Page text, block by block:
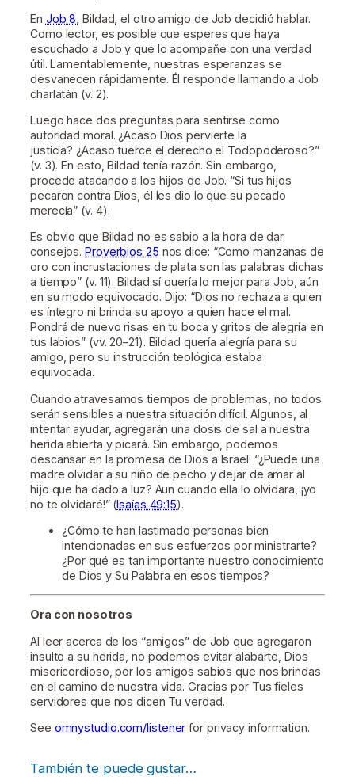
En Job 8 , Bildad, el otro amigo de Job decidió hablar.
Como lector, es posible que esperes que haya
escuchado a Job y que lo acompañe con una verdad
útil. Lamentablemente, nuestras esperanzas se
desvanecen rápidamente. Él responde llamando a Job
charlatán (v. 2).
Luego hace dos preguntas para sentirse como
autoridad moral. ¿Acaso Dios pervierte la
justicia? ¿Acaso tuerce el derecho el Todopoderoso?”
(v. 3). En esto, Bildad tenía razón. Sin embargo,
procede atacando a los hijos de Job. “Si tus hijos
pecaron contra Dios, él les dio lo que su pecado
merecía” (v. 4).
Es obvio que Bildad no es sabio a la hora de dar
consejos.Proverbios 25 nos dice: “Como manzanas de
oro con incrustaciones de plata son las palabras dichas
a tiempo” (v. 11). Bildad sí quería lo mejor para Job, aún
en su modo equivocado. Dijo: “Dios no rechaza a quien
es íntegro ni brinda su apoyo a quien hace el mal.
Pondrá de nuevo risas en tu boca y gritos de alegría en
tus labios” (vv. 20–21). Bildad quería alegría para su
amigo, pero su instrucción teológica estaba
equivocada.
Cuando atravesamos tiempos de problemas, no todos
serán sensibles a nuestra situación difícil. Algunos, al
intentar ayudar, agregarán una dosis de sal a nuestra
herida abierta y picará. Sin embargo, podemos
descansar en la promesa de Dios a Israel: “¿Puede una
madre olvidar a su niño de pecho y dejar de amar al
hijo que ha dado a luz? Aun cuando ella lo olvidara, ¡yo
no te olvidaré!” (Isaías 49:15).
¿Cómo te han lastimado personas bien
intencionadas en sus esfuerzos por ministrarte?
¿Por qué es tan importante nuestro conocimiento
de Dios y Su Palabra en esos tiempos?
Ora con nosotros
Al leer acerca de los “amigos” de Job que agregaron
insulto a su herida, no podemos evitar alabarte, Dios
misericordioso, por los amigos sabios que nos brindas
en el camino de nuestra vida. Gracias por Tus fieles
servidores que nos dicen Tu verdad.
See omnystudio.com/listener for privacy information.
También te puede gustar…